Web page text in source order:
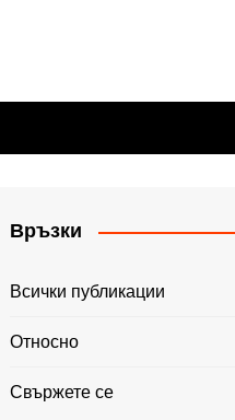
Връзки
Всички публикации
Относно
Свържете се